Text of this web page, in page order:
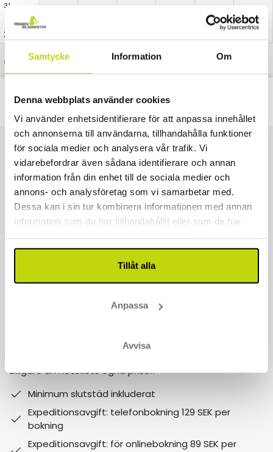
Samtycke Information Om
Denna webbplats använder cookies
Vi använder enhetsidentifierare för att anpassa innehållet
och annonserna till användarna, tillhandahålla funktioner
för sociala medier och analysera vår trafik. Vi
vidarebefordrar även sådana identifierare och annan
information från din enhet till de sociala medier och
annons- och analysföretag som vi samarbetar med.
Dessa kan i sin tur kombinera informationen med annan
information som du har tillhandahållit eller som de har
Tillåt alla
Anpassa
Avvisa
31
2029:-
Uppgraderad rumstyp
Paket
Classic
Kontakta oss
040 611 6130
kontakt@risskov.se
Lördag - Söndag: 10-15
Billgare än hotellets egna priser.
Minimum slutstäd inkluderat
Expeditionsavgift: telefonbokning 129 SEK per
bokning
Expeditionsavgift: för onlinebokning 89 SEK per